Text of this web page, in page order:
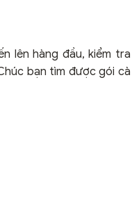
lên hàng đầu, kiểm tra
bạn tìm được gói cà